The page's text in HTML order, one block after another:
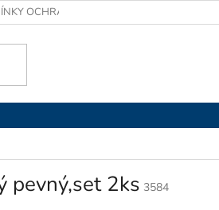
OCHRANY OSOBNÍCH ÚDAJŮ
pevný,set 2ks 3584